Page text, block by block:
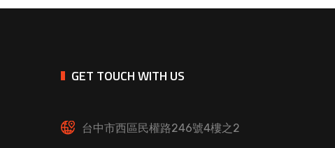
GET TOUCH WITH US
台中市西區民權路246號4樓之2